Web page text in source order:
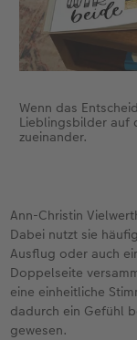
Wenn das
Lieblingsbilder auf
zueinander.
Ann-Christin
Dabei nutzt sie
Ausflug oder auch
Doppelseite
eine einheitliche
dadurch ein Gefühl
gewesen.